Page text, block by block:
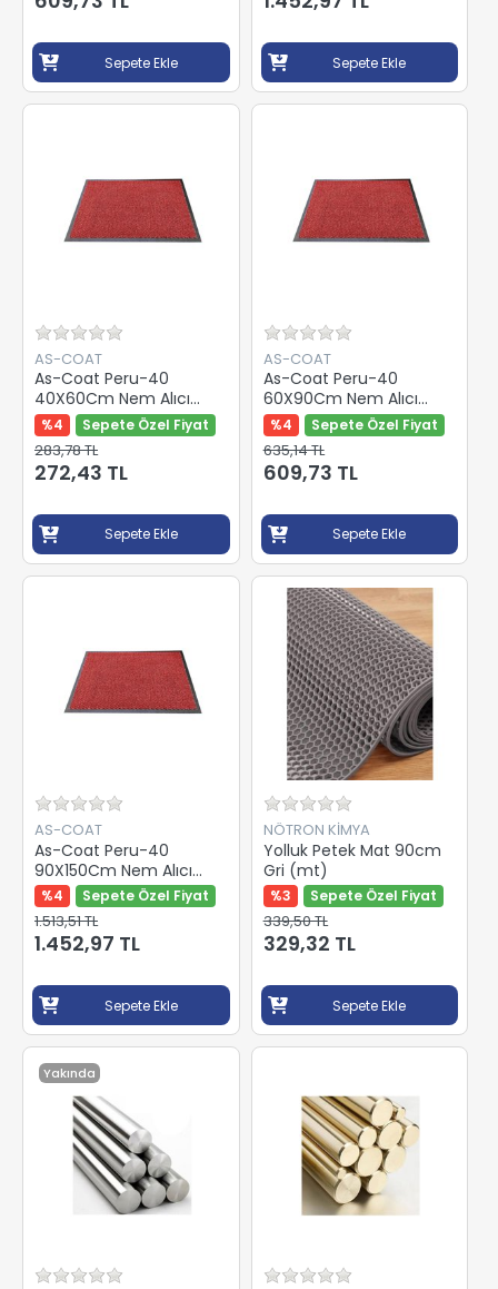
Sepete Ekle Sepete Ekle
AS-COAT
As-Coat Peru-40
40X60Cm Nem Alıcı
Paspas Kırmızı
%4 Sepete Özel Fiyat
283,78 TL
272,43 TL
Sepete Ekle
AS-COAT
As-Coat Peru-40
60X90Cm Nem Alıcı
Paspas Kırmızı
%4 Sepete Özel Fiyat
635,14 TL
609,73 TL
Sepete Ekle
AS-COAT
As-Coat Peru-40
90X150Cm Nem Alıcı
Paspas Kırmızı
%4 Sepete Özel Fiyat
1.513,51 TL
1.452,97 TL
Sepete Ekle
NÖTRON KİMYA
Yolluk Petek Mat 90cm
Gri (mt)
%3 Sepete Özel Fiyat
339,50 TL
329,32 TL
Sepete Ekle
Yakında